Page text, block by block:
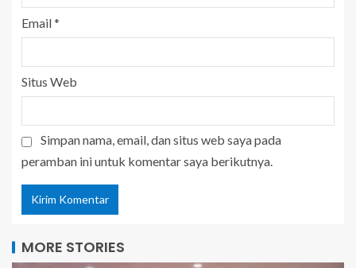
Email*
Situs Web
Simpan nama, email, dan situs web saya pada
peramban ini untuk komentar saya berikutnya.
MORE STORIES